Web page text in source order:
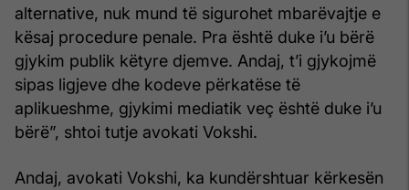
alternative, nuk mund të sigurohet mbarëvajtje e
kësaj procedure penale. Pra është duke i’u bërë
gjykim publik këtyre djemve. Andaj, t’i gjykojmë
sipas ligjeve dhe kodeve përkatëse të
aplikueshme, gjykimi mediatik veç është duke i’u
bërë”, shtoi tutje avokati Vokshi.
Andaj, avokati Vokshi, ka kundërshtuar kërkesën